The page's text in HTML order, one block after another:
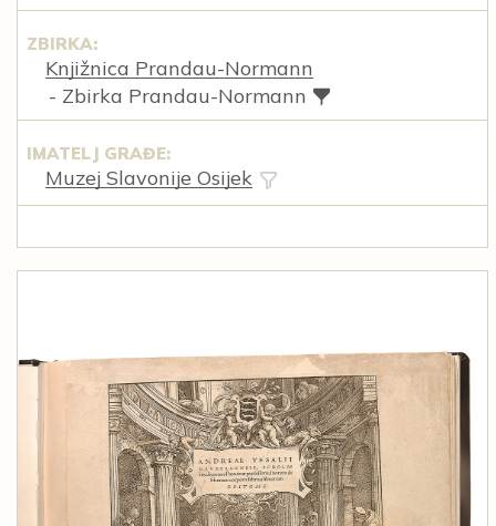
ZBIRKA:
Knjižnica Prandau-Normann
- Zbirka Prandau-Normann
IMATELJ GRAĐE:
Muzej Slavonije Osijek